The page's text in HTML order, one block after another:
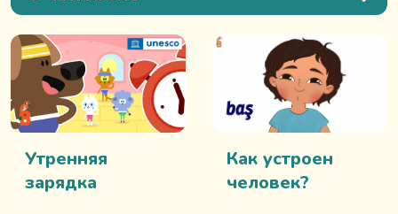
Утренняя
зарядка
Как устроен
человек?